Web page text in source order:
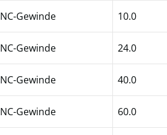
Gewinde 10.0
Gewinde 24.0
Gewinde 40.0
Gewinde 60.0